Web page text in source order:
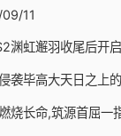
11
渊虹邂羽收尾后开
袭毕高大天日之上的
烧长命,筑源首屈一